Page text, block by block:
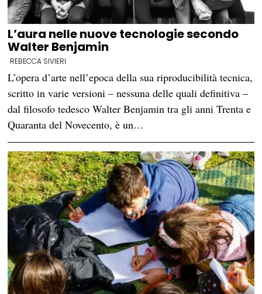
L’aura nelle nuove tecnologie secondo
Walter Benjamin
REBECCA SIVIERI
L’opera d’arte nell’epoca della sua riproducibilità tecnica,
scritto in varie versioni – nessuna delle quali definitiva –
dal filosofo tedesco Walter Benjamin tra gli anni Trenta e
Quaranta del Novecento, è un…